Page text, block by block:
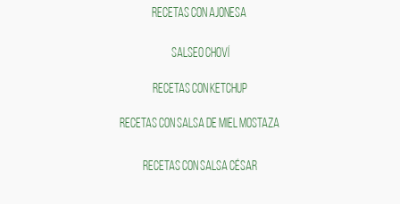
RECETAS CON AJONESA
SALSEO CHOVÍ
RECETAS CON KETCHUP
RECETAS CON SALSA DE MIEL MOSTAZA
RECETAS CON SALSA CÉSAR